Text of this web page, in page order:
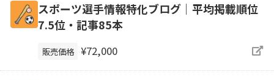
スポーツ選手情報特化ブログ｜平均掲載順位
7.5位・記事85本
販売価格 ¥72,000